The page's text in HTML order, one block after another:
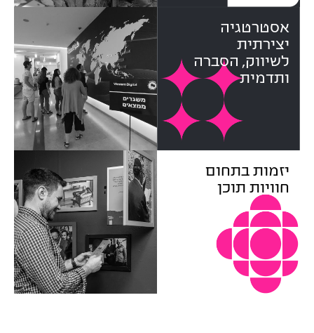
אסטרטגיה
יצירתית
לשיווק, הסברה
ותדמית
יזמות בתחום
חוויות תוכן